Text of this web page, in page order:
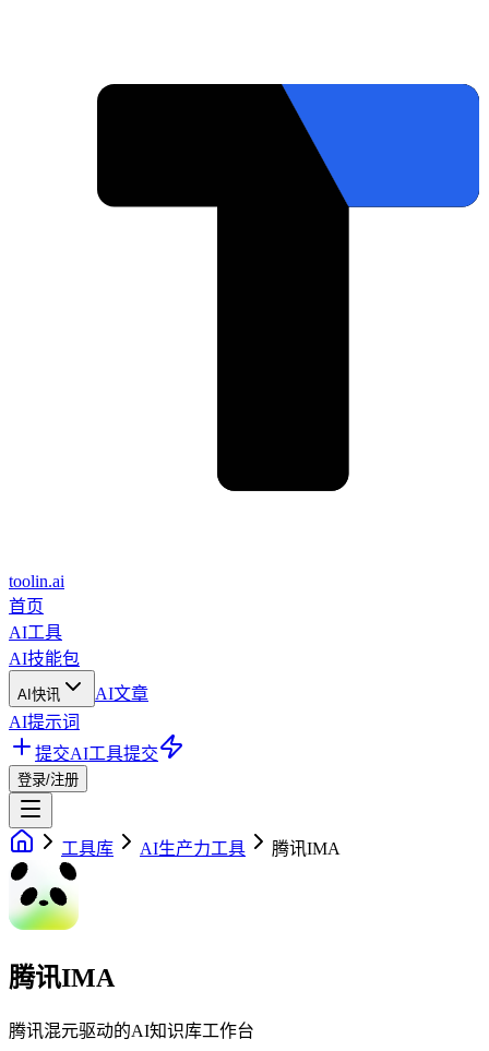
toolin.ai
首页
AI工具
AI技能包
AI快讯
AI文章
AI提示词
提交AI工具提交
登录/注册
工具库 AI生产力工具 腾讯IMA
腾讯IMA
腾讯混元驱动的AI知识库工作台